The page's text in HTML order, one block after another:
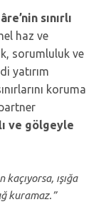
sınırlı
haz ve
sorumluluk ve
yatırım
koruma
ve gölgeyle
ışığa
kuramaz.”